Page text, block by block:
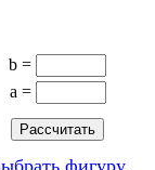
b =
a =
фигуру